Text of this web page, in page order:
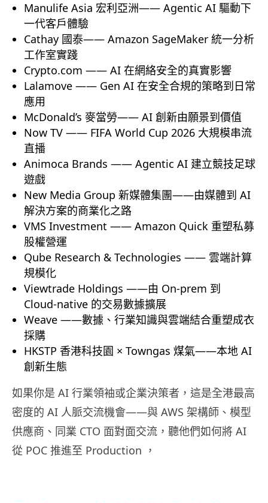
Manulife Asia 宏利亞洲—— Agentic AI 驅動下
一代客戶體驗
Cathay 國泰—— Amazon SageMaker 統一分析
工作室實踐
Crypto.com —— AI 在網絡安全的真實影響
Lalamove —— Gen AI 在安全合規的策略到日常
應用
McDonald’s 麥當勞—— AI 創新由願景到價值
Now TV —— FIFA World Cup 2026 大規模串流
直播
Animoca Brands —— Agentic AI 建立競技足球
遊戲
New Media Group 新媒體集團——由媒體到 AI
解決方案的商業化之路
VMS Investment —— Amazon Quick 重塑私募
股權營運
Qube Research & Technologies —— 雲端計算
規模化
Viewtrade Holdings ——由 On-prem 到
Cloud-native 的交易數據擴展
Weave ——數據、行業知識與雲端結合重塑成衣
採購
HKSTP 香港科技園 × Towngas 煤氣——本地 AI
創新生態
如果你是 AI 行業領袖或企業決策者，這是全港最高
密度的 AI 人脈交流機會——與 AWS 架構師、模型
供應商、同業 CTO 面對面交流，聽他們如何將 AI
從 POC 推進至 Production ，